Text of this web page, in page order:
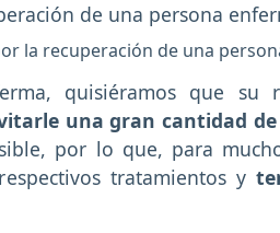
la recuperación de una
quisiéramos que su
una gran cantidad
por lo que, para
tratamientos y